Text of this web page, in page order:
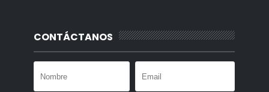
CONTÁCTANOS